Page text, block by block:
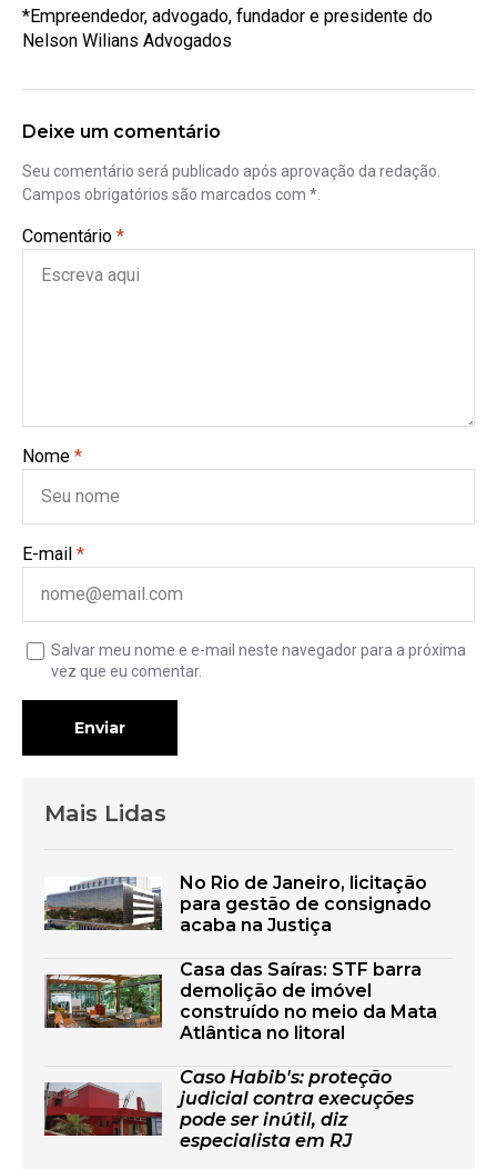
*Empreendedor, advogado, fundador e presidente do
Nelson Wilians Advogados
Deixe um comentário
Seu comentário será publicado após aprovação da redação.
Campos obrigatórios são marcados com *.
Comentário *
Nome *
E-mail *
Salvar meu nome e e-mail neste navegador para a próxima
vez que eu comentar.
Enviar
Mais Lidas
No Rio de Janeiro, licitação
para gestão de consignado
acaba na Justiça
Casa das Saíras: STF barra
demolição de imóvel
construído no meio da Mata
Atlântica no litoral
Caso Habib's: proteção
judicial contra execuções
pode ser inútil, diz
especialista em RJ